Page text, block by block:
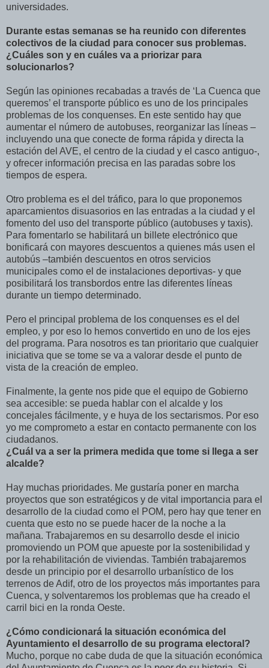
universidades.
Durante estas semanas se ha reunido con diferentes
colectivos de la ciudad para conocer sus problemas.
¿Cuáles son y en cuáles va a priorizar para
solucionarlos?
Según las opiniones recabadas a través de ‘La Cuenca que
queremos’ el transporte público es uno de los principales
problemas de los conquenses. En este sentido hay que
aumentar el número de autobuses, reorganizar las líneas –
incluyendo una que conecte de forma rápida y directa la
estación del AVE, el centro de la ciudad y el casco antiguo-,
y ofrecer información precisa en las paradas sobre los
tiempos de espera.
Otro problema es el del tráfico, para lo que proponemos
aparcamientos disuasorios en las entradas a la ciudad y el
fomento del uso del transporte público (autobuses y taxis).
Para fomentarlo se habilitará un billete electrónico que
bonificará con mayores descuentos a quienes más usen el
autobús –también descuentos en otros servicios
municipales como el de instalaciones deportivas- y que
posibilitará los transbordos entre las diferentes líneas
durante un tiempo determinado.
Pero el principal problema de los conquenses es el del
empleo, y por eso lo hemos convertido en uno de los ejes
del programa. Para nosotros es tan prioritario que cualquier
iniciativa que se tome se va a valorar desde el punto de
vista de la creación de empleo.
Finalmente, la gente nos pide que el equipo de Gobierno
sea accesible: se pueda hablar con el alcalde y los
concejales fácilmente, y e huya de los sectarismos. Por eso
yo me comprometo a estar en contacto permanente con los
ciudadanos.
¿Cuál va a ser la primera medida que tome si llega a ser
alcalde?
Hay muchas prioridades. Me gustaría poner en marcha
proyectos que son estratégicos y de vital importancia para el
desarrollo de la ciudad como el POM, pero hay que tener en
cuenta que esto no se puede hacer de la noche a la
mañana. Trabajaremos en su desarrollo desde el inicio
promoviendo un POM que apueste por la sostenibilidad y
por la rehabilitación de viviendas. También trabajaremos
desde un principio por el desarrollo urbanístico de los
terrenos de Adif, otro de los proyectos más importantes para
Cuenca, y solventaremos los problemas que ha creado el
carril bici en la ronda Oeste.
¿Cómo condicionará la situación económica del
Ayuntamiento el desarrollo de su programa electoral?
Mucho, porque no cabe duda de que la situación económica